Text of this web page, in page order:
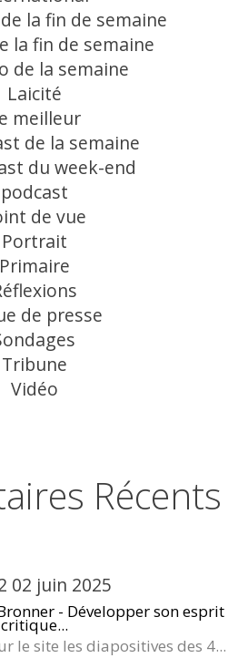
la fin de semaine
la fin de semaine
de la semaine
Laicité
meilleur
de la semaine
du week-end
podcast
de vue
Portrait
Primaire
de presse
Tribune
Vidéo
Récents
02 juin 2025
- Développer son esprit
critique...
le site les diapositives des 4...